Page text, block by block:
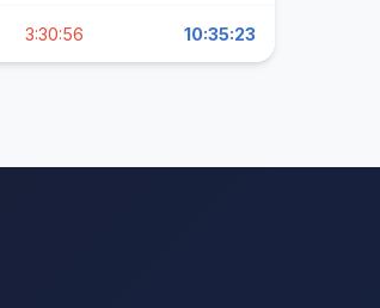
3:30:56 10:35:23